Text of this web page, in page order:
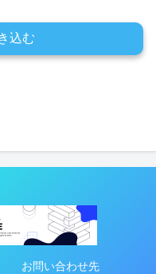
込む
お問い合わせ先